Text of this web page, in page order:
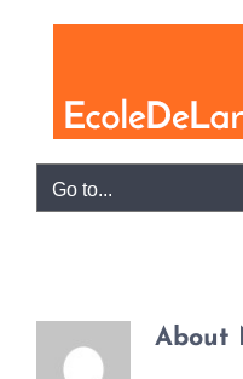
Go to...
About